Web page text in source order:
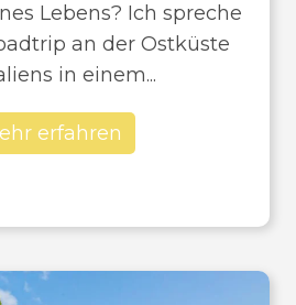
Lebens? Ich spreche
an der Ostküste
in einem...
erfahren